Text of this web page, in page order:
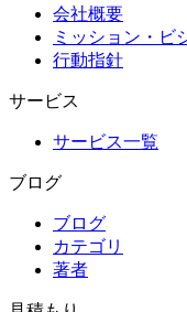
会社概要
ミッション・ビ
行動指針
サービス
サービス一覧
ブログ
ブログ
カテゴリ
著者